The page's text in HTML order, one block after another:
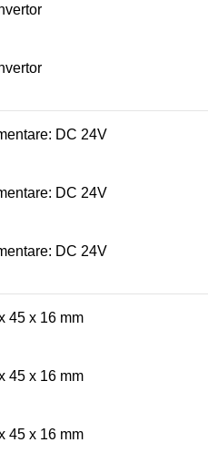
DC 24V
DC 24V
DC 24V
45 x 16 mm
45 x 16 mm
45 x 16 mm